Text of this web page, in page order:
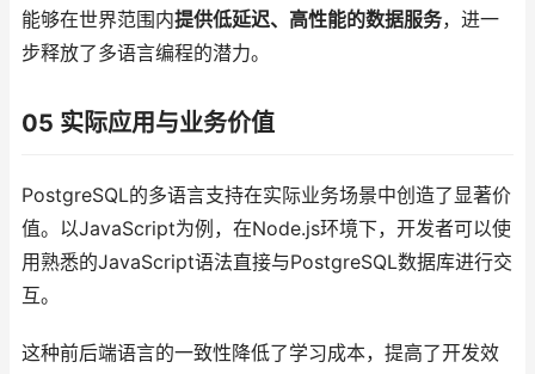
能够在世界范围内提供低延迟、高性能的数据服务，进一
步释放了多语言编程的潜力。
05 实际应用与业务价值
PostgreSQL的多语言支持在实际业务场景中创造了显著价
值。以JavaScript为例，在Node.js环境下，开发者可以使
用熟悉的JavaScript语法直接与PostgreSQL数据库进行交
互。
这种前后端语言的一致性降低了学习成本，提高了开发效